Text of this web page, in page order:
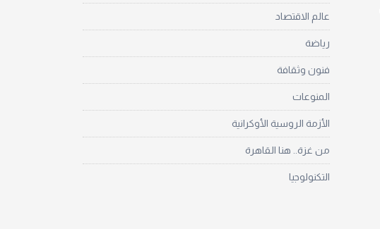
عالم الاقتصاد
رياضة
فنون وثقافة
المنوعات
الأزمة الروسية الأوكرانية
من غزة.. هنا القاهرة
التكنولوجيا